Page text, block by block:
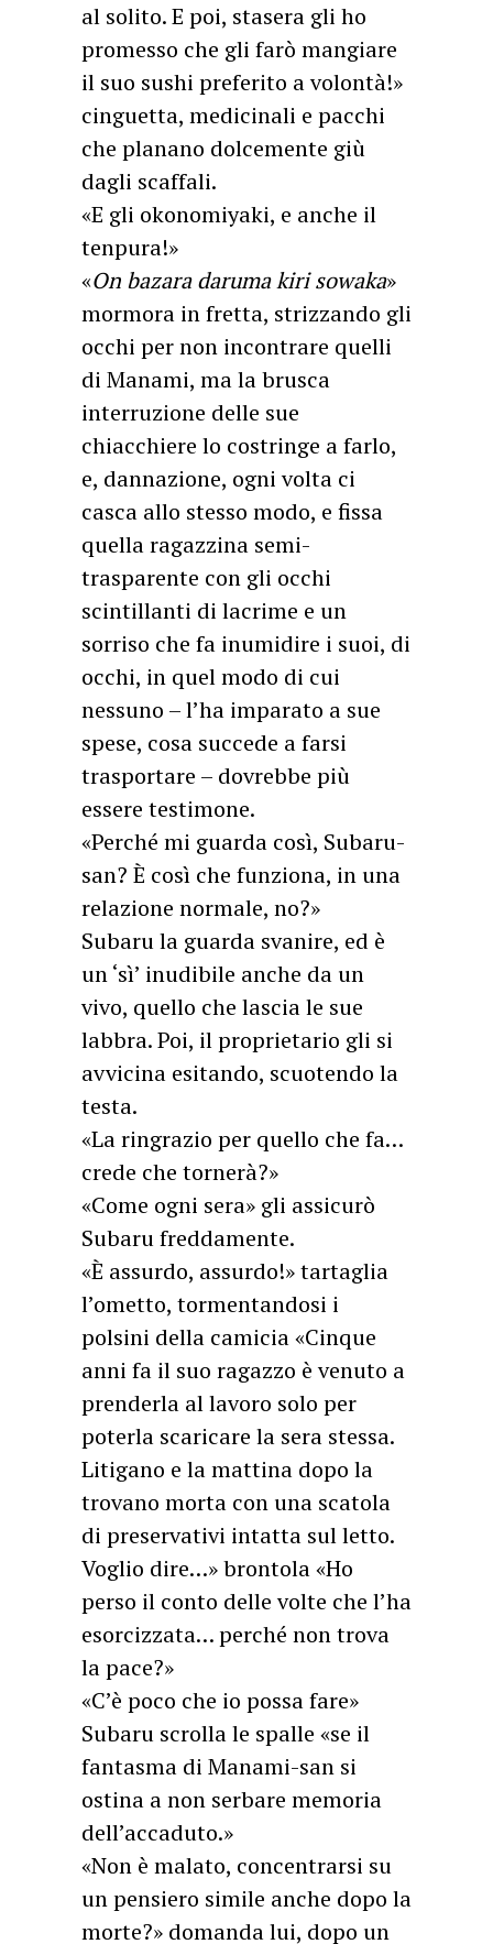
al solito. E poi, stasera gli ho
promesso che gli farò mangiare
il suo sushi preferito a volontà!»
cinguetta, medicinali e pacchi
che planano dolcemente giù
dagli scaffali.
«E gli okonomiyaki, e anche il
tenpura!»
«On bazara daruma kiri sowaka»
mormora in fretta, strizzando gli
occhi per non incontrare quelli
di Manami, ma la brusca
interruzione delle sue
chiacchiere lo costringe a farlo,
e, dannazione, ogni volta ci
casca allo stesso modo, e fissa
quella ragazzina semi-
trasparente con gli occhi
scintillanti di lacrime e un
sorriso che fa inumidire i suoi, di
occhi, in quel modo di cui
nessuno – l’ha imparato a sue
spese, cosa succede a farsi
trasportare – dovrebbe più
essere testimone.
«Perché mi guarda così, Subaru-
san? È così che funziona, in una
relazione normale, no?»
Subaru la guarda svanire, ed è
un ‘sì’ inudibile anche da un
vivo, quello che lascia le sue
labbra. Poi, il proprietario gli si
avvicina esitando, scuotendo la
testa.
«La ringrazio per quello che fa…
crede che tornerà?»
«Come ogni sera» gli assicurò
Subaru freddamente.
«È assurdo, assurdo!» tartaglia
l’ometto, tormentandosi i
polsini della camicia «Cinque
anni fa il suo ragazzo è venuto a
prenderla al lavoro solo per
poterla scaricare la sera stessa.
Litigano e la mattina dopo la
trovano morta con una scatola
di preservativi intatta sul letto.
Voglio dire…» brontola «Ho
perso il conto delle volte che l’ha
esorcizzata… perché non trova
la pace?»
«C’è poco che io possa fare»
Subaru scrolla le spalle «se il
fantasma di Manami-san si
ostina a non serbare memoria
dell’accaduto.»
«Non è malato, concentrarsi su
un pensiero simile anche dopo la
morte?» domanda lui, dopo un